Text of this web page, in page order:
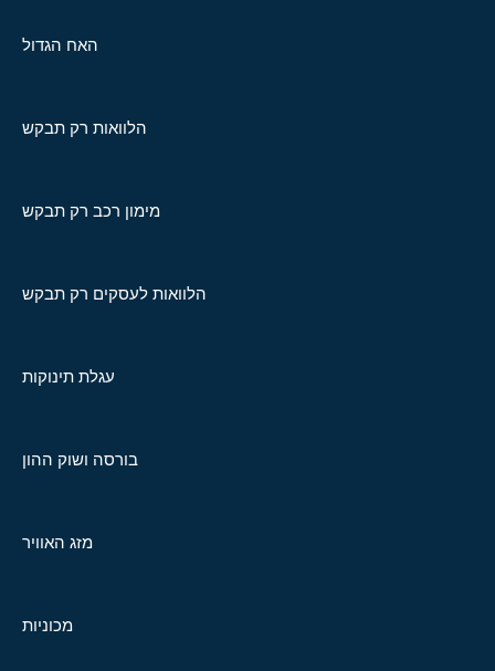
האח הגדול
הלוואות רק תבקש
מימון רכב רק תבקש
הלוואות לעסקים רק תבקש
עגלת תינוקות
בורסה ושוק ההון
מזג האוויר
מכוניות